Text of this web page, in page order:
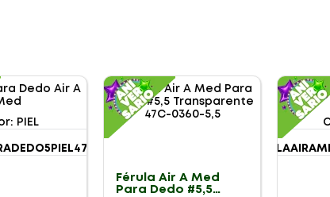
: PIEL
Férula Air A Med
Para Dedo #5,5